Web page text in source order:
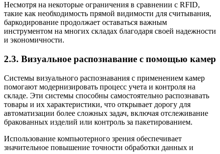
Несмотря на некоторые ограничения в сравнении с RFID,
такие как необходимость прямой видимости для считывания,
баркодирование продолжает оставаться важным
инструментом на многих складах благодаря своей надежности
и экономичности.
2.3. Визуальное распознавание с помощью камер
Системы визуального распознавания с применением камер
помогают модернизировать процесс учета и контроля на
складе. Эти системы способны самостоятельно распознавать
товары и их характеристики, что открывает дорогу для
автоматизации более сложных задач, включая отслеживание
бракованных изделий или контроль за пакетированием.
Использование компьютерного зрения обеспечивает
значительное повышение точности обработки данных и